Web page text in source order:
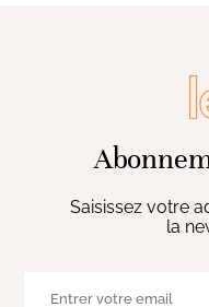
Saisissez votre
la